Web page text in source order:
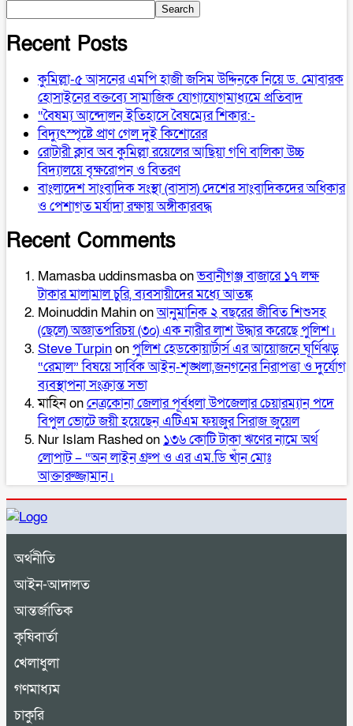
Search
Recent Posts
কুমিল্লা-৫ আসনের এমপি হাজী জসিম উদ্দিনকে নিয়ে ড. মোবারক
হোসাইনের বক্তব্যে সামাজিক যোগাযোগমাধ্যমে প্রতিবাদ
“বৈষম্য আন্দোলন ইতিহাসে বৈষম্যের শিকার:-
বিদ্যুৎস্পৃষ্টে প্রাণ গেল দুই কিশোরের
রোটারী ক্লাব অব কুমিল্লা রয়েলের আছিয়া গণি বালিকা উচ্চ
বিদ্যালয়ে বৃক্ষরোপন ও বিতরণ
বাংলাদেশ সাংবাদিক সংস্থা (বাসাস) দেশের সাংবাদিকদের অধিকার
ও পেশাগত মর্যাদা রক্ষায় অঙ্গীকারবদ্ধ
Recent Comments
Mamasba uddinsmasbaonভবানীগঞ্জ বাজারে ১৭ লক্ষ
টাকার মালামাল চুরি, ব্যবসায়ীদের মধ্যে আতঙ্ক
Moinuddin Mahinonআনুমানিক ২ বছরের জীবিত শিশুসহ
(ছেলে) অজ্ঞাতপরিচয় (৩০) এক নারীর লাশ উদ্ধার করেছে পুলিশ।
Steve Turpinonপুলিশ হেডকোয়ার্টার্স এর আয়োজনে ঘূর্ণিঝড়
“রেমাল” বিষয়ে সার্বিক আইন-শৃঙ্খলা,জনগনের নিরাপত্তা ও দুর্যোগ
ব্যবস্থাপনা সংক্রান্ত সভা
মাহিনonনেত্রকোনা জেলার পূর্বধলা উপজেলার চেয়ারম্যান পদে
বিপুল ভোটে জয়ী হয়েছেন এটিএম ফয়জুর সিরাজ জুয়েল
Nur Islam Rashedon ১৩৬ কোটি টাকা ঋণের নামে অর্থ
লোপাট – “অন লাইন গ্রুপ ও এর এম.ডি খাঁন মোঃ
আক্তারুজ্জামান।
অর্থনীতি
আইন-আদালত
আন্তর্জাতিক
কৃষিবার্তা
খেলাধুলা
গণমাধ্যম
চাকুরি